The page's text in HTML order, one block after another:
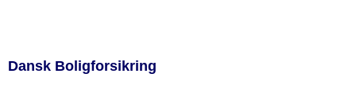
Dansk Boligforsikring